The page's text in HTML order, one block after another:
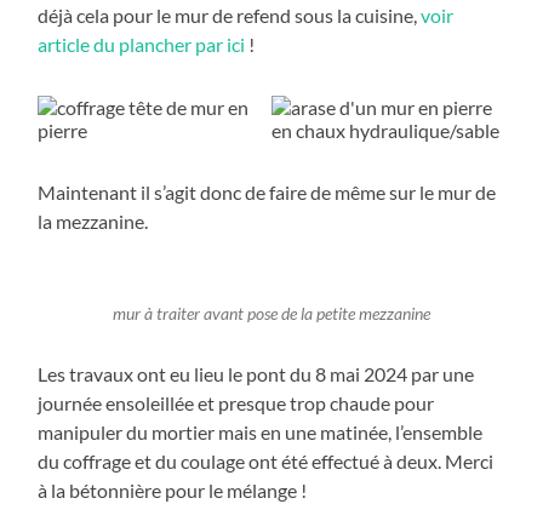
déjà cela pour le mur de refend sous la cuisine,voir
article du plancher par ici !
Maintenant il s’agit donc de faire de même sur le mur de
la mezzanine.
mur à traiter avant pose de la petite mezzanine
Les travaux ont eu lieu le pont du 8 mai 2024 par une
journée ensoleillée et presque trop chaude pour
manipuler du mortier mais en une matinée, l’ensemble
du coffrage et du coulage ont été effectué à deux. Merci
à la bétonnière pour le mélange !